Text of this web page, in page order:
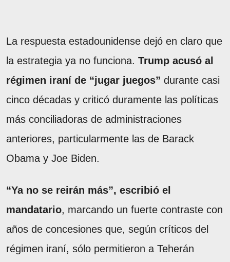
La respuesta estadounidense dejó en claro que
la estrategia ya no funciona. Trump acusó al
régimen iraní de “jugar juegos” durante casi
cinco décadas y criticó duramente las políticas
más conciliadoras de administraciones
anteriores, particularmente las de Barack
Obama y Joe Biden.
“Ya no se reirán más”, escribió el
mandatario, marcando un fuerte contraste con
años de concesiones que, según críticos del
régimen iraní, sólo permitieron a Teherán